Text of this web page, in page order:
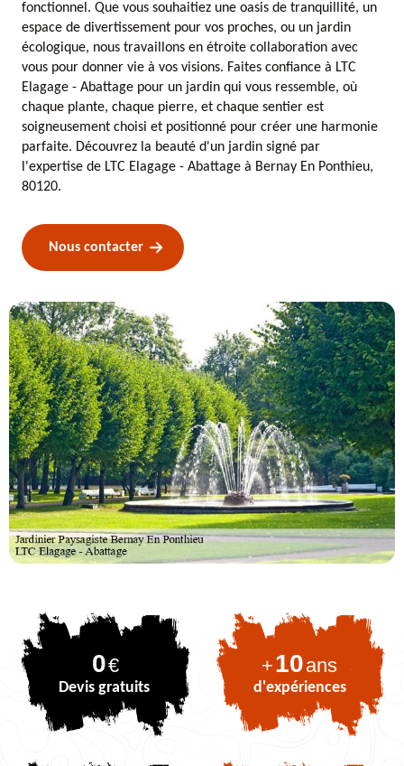
fonctionnel. Que vous souhaitiez une oasis de tranquillité, un
espace de divertissement pour vos proches, ou un jardin
écologique, nous travaillons en étroite collaboration avec
vous pour donner vie à vos visions. Faites confiance à LTC
Elagage - Abattage pour un jardin qui vous ressemble, où
chaque plante, chaque pierre, et chaque sentier est
soigneusement choisi et positionné pour créer une harmonie
parfaite. Découvrez la beauté d'un jardin signé par
l'expertise de LTC Elagage - Abattage à Bernay En Ponthieu,
80120.
Nous contacter
0€
Devis gratuits
+10ans
d'expériences